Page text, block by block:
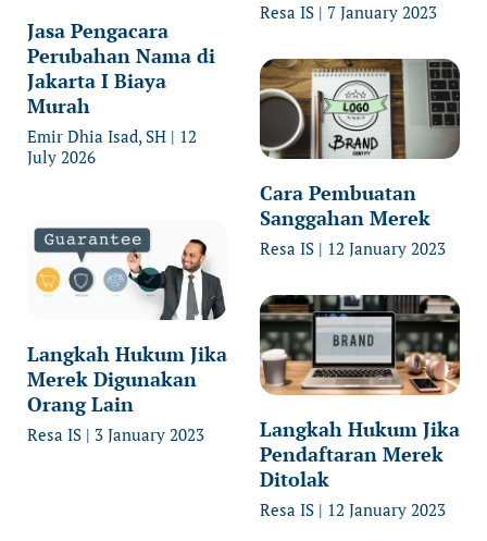
Jasa Pengacara
Perubahan Nama di
Jakarta I Biaya
Murah
Emir Dhia Isad, SH
12
July 2026
Langkah Hukum Jika
Merek Digunakan
Orang Lain
Resa IS 3 January 2023
Resa IS 7 January 2023
Cara Pembuatan
Sanggahan Merek
Resa IS 12 January 2023
Langkah Hukum Jika
Pendaftaran Merek
Ditolak
Resa IS 12 January 2023